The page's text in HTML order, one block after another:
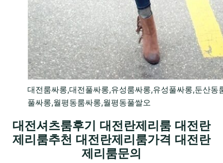
대전룸싸롱,대전풀싸롱,유성룸싸롱,유성풀싸롱,둔산동
풀싸롱,월평동룸싸롱,월평동풀쌀오
대전셔츠룸후기 대전란제리룸 대전란
제리룸추천 대전란제리룸가격 대전란
제리룸문의